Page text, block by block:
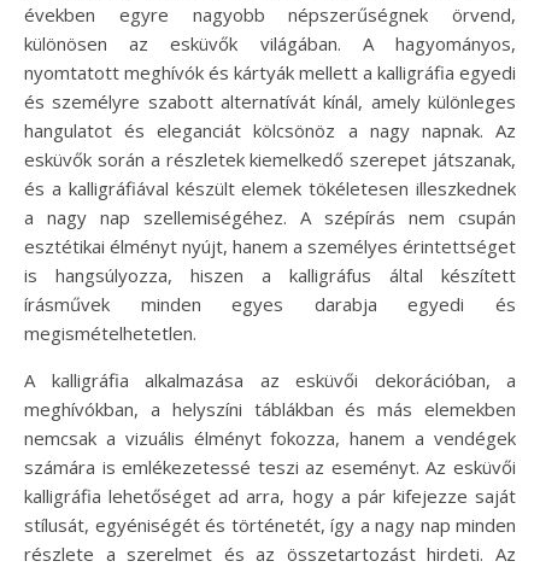
években egyre nagyobb népszerűségnek örvend,
különösen az esküvők világában. A hagyományos,
nyomtatott meghívók és kártyák mellett a kalligráfia egyedi
és személyre szabott alternatívát kínál, amely különleges
hangulatot és eleganciát kölcsönöz a nagy napnak. Az
esküvők során a részletek kiemelkedő szerepet játszanak,
és a kalligráfiával készült elemek tökéletesen illeszkednek
a nagy nap szellemiségéhez. A szépírás nem csupán
esztétikai élményt nyújt, hanem a személyes érintettséget
is hangsúlyozza, hiszen a kalligráfus által készített
írásművek minden egyes darabja egyedi és
megismételhetetlen.
A kalligráfia alkalmazása az esküvői dekorációban, a
meghívókban, a helyszíni táblákban és más elemekben
nemcsak a vizuális élményt fokozza, hanem a vendégek
számára is emlékezetessé teszi az eseményt. Az esküvői
kalligráfia lehetőséget ad arra, hogy a pár kifejezze saját
stílusát, egyéniségét és történetét, így a nagy nap minden
részlete a szerelmet és az összetartozást hirdeti. Az